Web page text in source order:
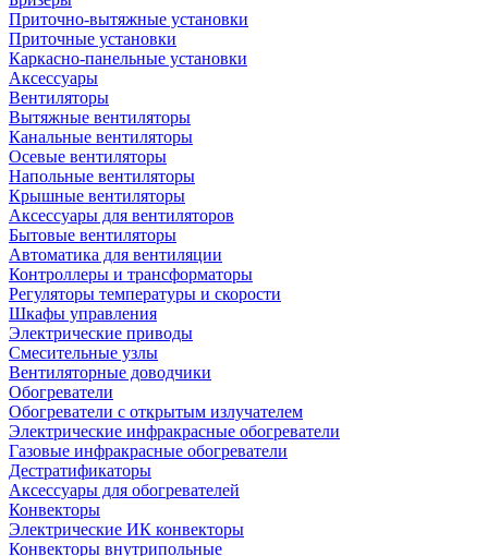
Приточно-вытяжные установки
Приточные установки
Каркасно-панельные установки
Аксессуары
Вентиляторы
Вытяжные вентиляторы
Канальные вентиляторы
Осевые вентиляторы
Напольные вентиляторы
Крышные вентиляторы
Аксессуары для вентиляторов
Бытовые вентиляторы
Автоматика для вентиляции
Контроллеры и трансформаторы
Регуляторы температуры и скорости
Шкафы управления
Электрические приводы
Смесительные узлы
Вентиляторные доводчики
Обогреватели
Обогреватели с открытым излучателем
Электрические инфракрасные обогреватели
Газовые инфракрасные обогреватели
Дестратификаторы
Аксессуары для обогревателей
Конвекторы
Электрические ИК конвекторы
Конвекторы внутрипольные